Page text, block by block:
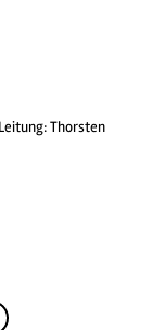
Thorsten